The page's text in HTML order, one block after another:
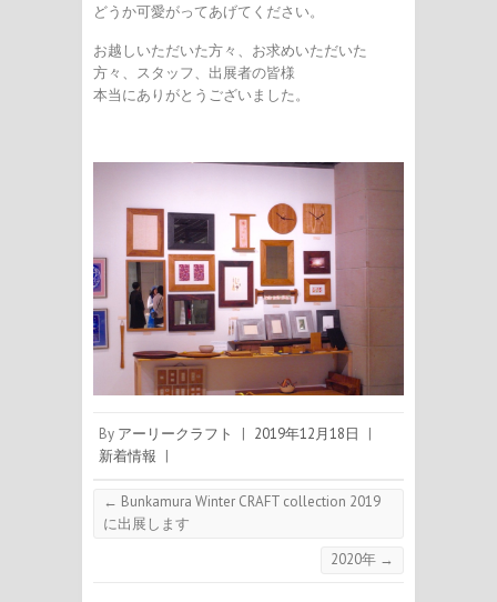
どうか可愛がってあげてください。
お越しいただいた方々、お求めいただいた
方々、スタッフ、出展者の皆様
本当にありがとうございました。
By アーリークラフト | 2019年12月18日
|
新着情報 |
← Bunkamura Winter CRAFT collection 2019
に出展します
2020年 →